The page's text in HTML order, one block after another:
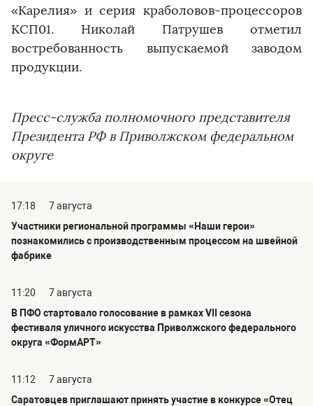
«Карелия» и серия краболовов-процессоров
КСП01. Николай Патрушев отметил
востребованность выпускаемой заводом
продукции.
Пресс-служба полномочного представителя
Президента РФ в Приволжском федеральном
округе
17:18
7 августа
Участники региональной программы «Наши герои»
познакомились с производственным процессом на швейной
фабрике
11:20
7 августа
В ПФО стартовало голосование в рамках VII сезона
фестиваля уличного искусства Приволжского федерального
округа «ФормАРТ»
11:12
7 августа
Саратовцев приглашают принять участие в конкурсе «Отец